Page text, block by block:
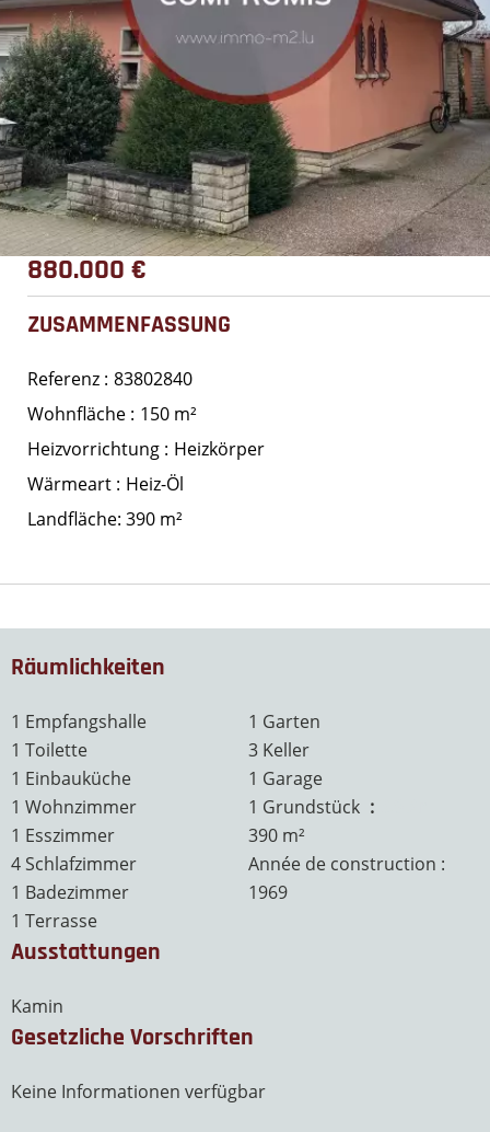
880.000 €
ZUSAMMENFASSUNG
Referenz 83802840
Wohnfläche
150 m²
Heizvorrichtung
Heizkörper
Wärmeart
Heiz-Öl
Landfläche: 390 m²
Räumlichkeiten
1 Empfangshalle
1 Toilette
1 Einbauküche
1 Wohnzimmer
1 Esszimmer
4 Schlafzimmer
1 Badezimmer
1 Terrasse
1 Garten
3 Keller
1 Garage
1 Grundstück
390 m²
Année de construction :
1969
Ausstattungen
Kamin
Gesetzliche Vorschriften
Keine Informationen verfügbar